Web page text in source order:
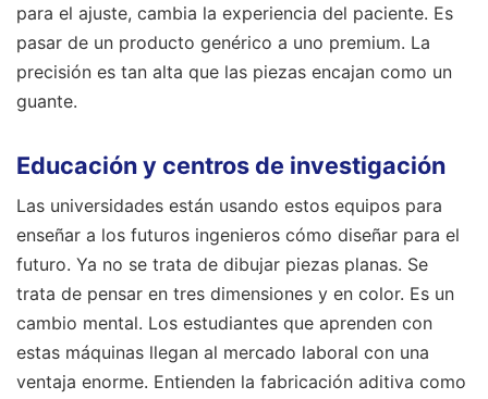
para el ajuste, cambia la experiencia del paciente. Es
pasar de un producto genérico a uno premium. La
precisión es tan alta que las piezas encajan como un
guante.
Educación y centros de investigación
Las universidades están usando estos equipos para
enseñar a los futuros ingenieros cómo diseñar para el
futuro. Ya no se trata de dibujar piezas planas. Se
trata de pensar en tres dimensiones y en color. Es un
cambio mental. Los estudiantes que aprenden con
estas máquinas llegan al mercado laboral con una
ventaja enorme. Entienden la fabricación aditiva como